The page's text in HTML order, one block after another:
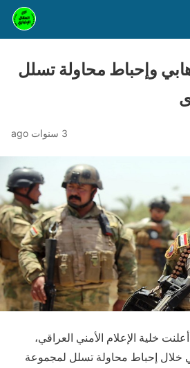
وإحباط محاولة تسلل
3 سنوات ago
/أ ش أ/ أعلنت خلية الإعلام الأمني العراقي،
خلال إحباط محاولة تسلل لمجموعة